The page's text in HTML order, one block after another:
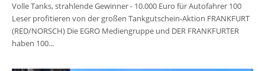
Volle Tanks, strahlende Gewinner - 10.000 Euro für Autofahrer 100
Leser profitieren von der großen Tankgutschein-Aktion FRANKFURT
(RED/NORSCH) Die EGRO Mediengruppe und DER FRANKFURTER
haben 100...